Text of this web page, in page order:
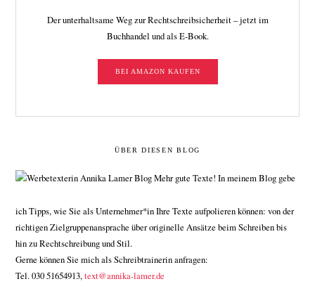
Der unterhaltsame Weg zur Rechtschreibsicherheit – jetzt im
Buchhandel und als E-Book.
BEI AMAZON KAUFEN
ÜBER DIESEN BLOG
Mehr gute Texte! In meinem Blog gebe
ich Tipps, wie Sie als Unternehmer*in Ihre Texte aufpolieren können: von der
richtigen Zielgruppenansprache über originelle Ansätze beim Schreiben bis
hin zu Rechtschreibung und Stil.
Gerne können Sie mich als Schreibtrainerin anfragen:
Tel. 030 51654913,text@annika-lamer.de